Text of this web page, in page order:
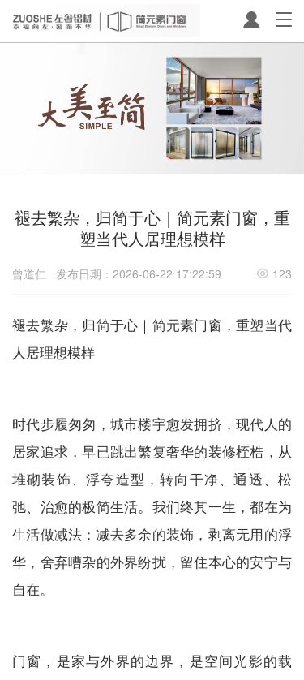
T
t
i
褪去繁杂，归简于心｜简元素门窗，重
塑当代人居理想模样
曾道仁 发布日期：2026-06-22 17:22:59 123
褪去繁杂，归简于心｜简元素门窗，重塑当代
人居理想模样
时代步履匆匆，城市楼宇愈发拥挤，现代人的
居家追求，早已跳出繁复奢华的装修桎梏，从
堆砌装饰、浮夸造型，转向干净、通透、松
弛、治愈的极简生活。我们终其一生，都在为
生活做减法：减去多余的装饰，剥离无用的浮
华，舍弃嘈杂的外界纷扰，留住本心的安宁与
自在。
门窗，是家与外界的边界，是空间光影的载